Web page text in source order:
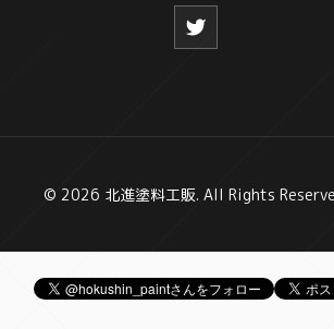
© 2026 北進塗料工販. All Rights